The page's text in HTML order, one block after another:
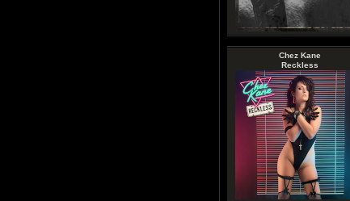
Chez Kane
Reckless